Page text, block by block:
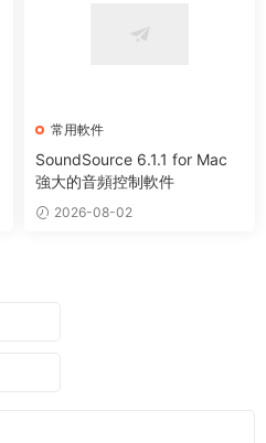
常用軟件
SoundSource 6.1.1 for Mac
強大的音頻控制軟件
2026-08-02